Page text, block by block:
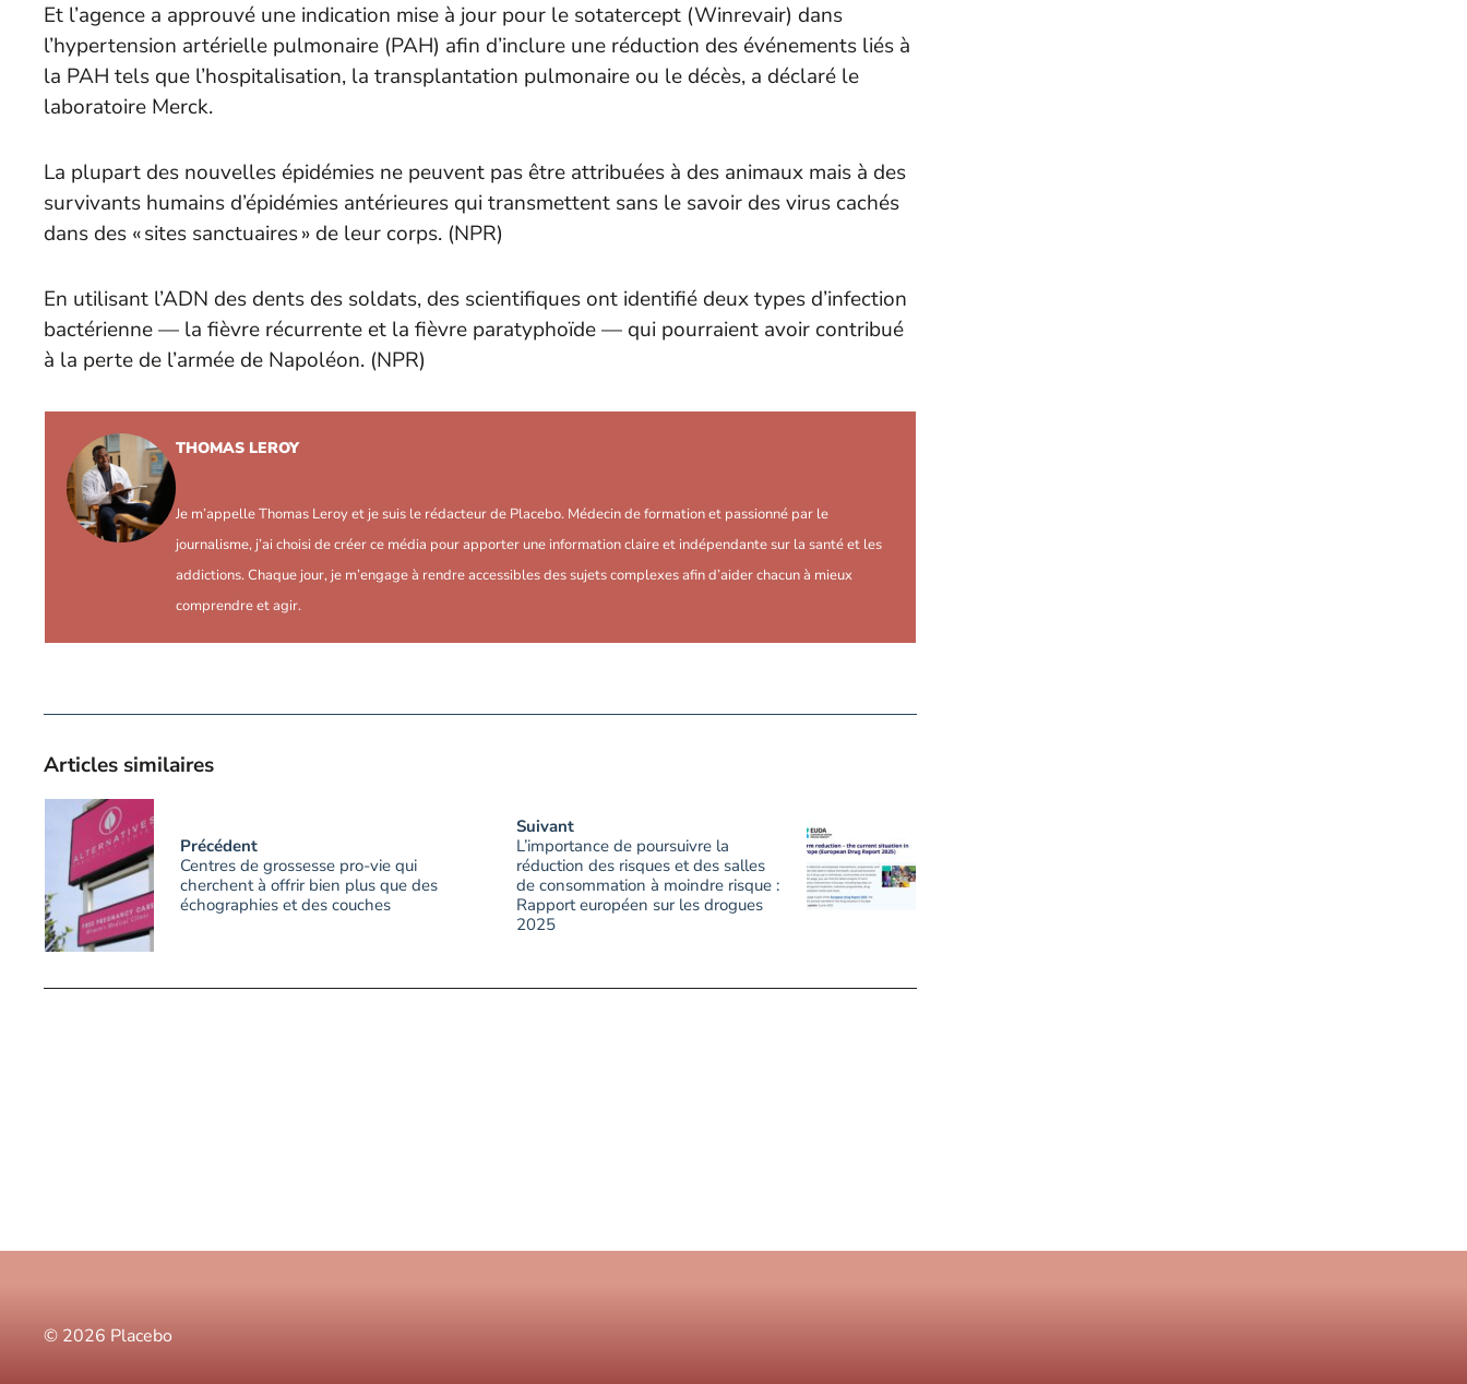
Et l’agence a approuvé une indication mise à jour pour le sotatercept (Winrevair) dans
l’hypertension artérielle pulmonaire (PAH) afin d’inclure une réduction des événements liés à
la PAH tels que l’hospitalisation, la transplantation pulmonaire ou le décès, a déclaré le
laboratoire Merck.
La plupart des nouvelles épidémies ne peuvent pas être attribuées à des animaux mais à des
survivants humains d’épidémies antérieures qui transmettent sans le savoir des virus cachés
dans des « sites sanctuaires » de leur corps. (NPR)
En utilisant l’ADN des dents des soldats, des scientifiques ont identifié deux types d’infection
bactérienne — la fièvre récurrente et la fièvre paratyphoïde — qui pourraient avoir contribué
à la perte de l’armée de Napoléon. (NPR)
THOMAS LEROY
Je m’appelle Thomas Leroy et je suis le rédacteur de Placebo. Médecin de formation et passionné par le
journalisme, j’ai choisi de créer ce média pour apporter une information claire et indépendante sur la santé et les
addictions. Chaque jour, je m’engage à rendre accessibles des sujets complexes afin d’aider chacun à mieux
comprendre et agir.
Articles similaires
Précédent
Centres de grossesse pro-vie qui
cherchent à offrir bien plus que des
échographies et des couches
Suivant
L’importance de poursuivre la
réduction des risques et des salles
de consommation à moindre risque :
Rapport européen sur les drogues
2025
© 2026 Placebo